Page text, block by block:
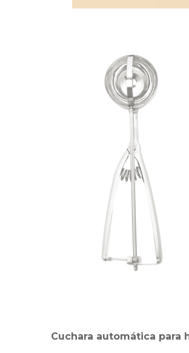
Cuchara automática para